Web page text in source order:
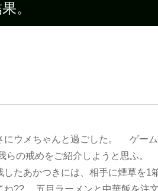
。
にウメちゃんと過ごした。 ゲー
の戒めをご紹介しようと思ふ。
したあかつきには、相手に煙草